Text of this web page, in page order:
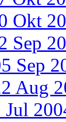
Okt
Sep
Sep
Aug
Jul